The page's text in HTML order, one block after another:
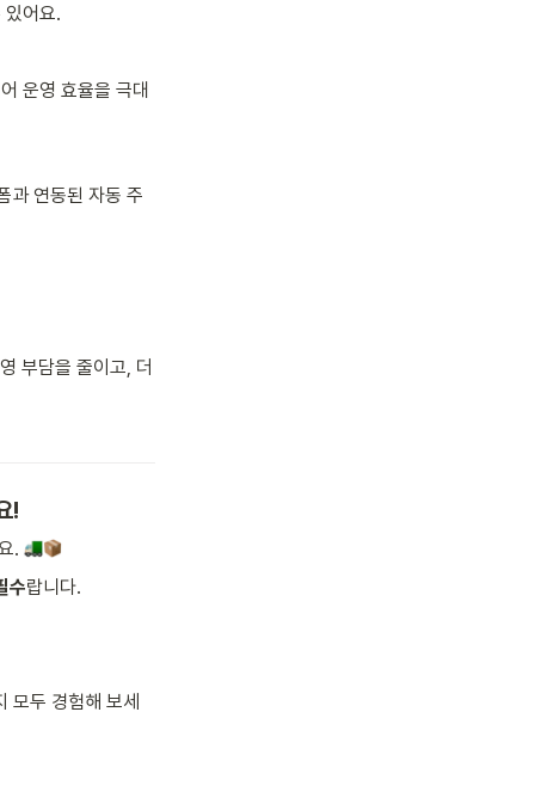
있어요.
운영 효율을 극대
과 연동된 자동 주
부담을 줄이고, 더
!
.
수랍니다.
모두 경험해 보세